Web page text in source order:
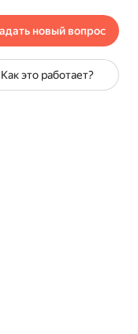
новый вопрос
Как это работает?